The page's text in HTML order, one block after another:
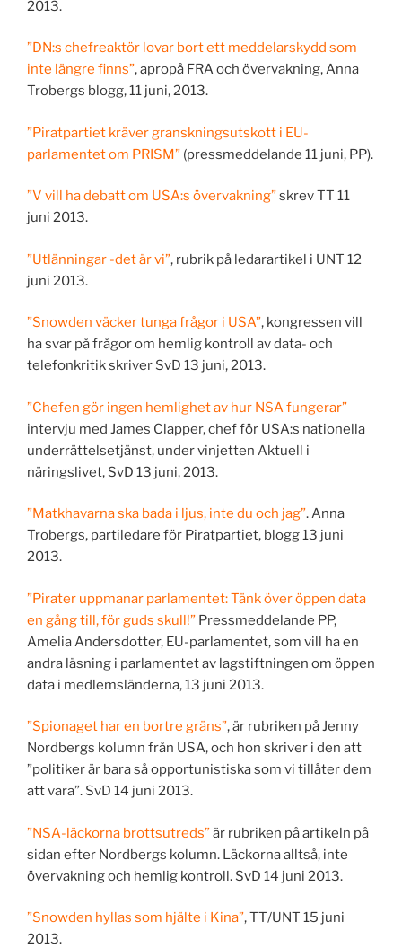
2013.
”DN:s chefreaktör lovar bort ett meddelarskydd som
inte längre finns”, apropå FRA och övervakning, Anna
Trobergs blogg, 11 juni, 2013.
”Piratpartiet kräver granskningsutskott i EU-
parlamentet om PRISM” (pressmeddelande 11 juni, PP).
”V vill ha debatt om USA:s övervakning”skrev TT 11
juni 2013.
”Utlänningar -det är vi”, rubrik på ledarartikel i UNT 12
juni 2013.
”Snowden väcker tunga frågor i USA”, kongressen vill
ha svar på frågor om hemlig kontroll av data- och
telefonkritik skriver SvD 13 juni, 2013.
”Chefen gör ingen hemlighet av hur NSA fungerar”
intervju med James Clapper, chef för USA:s nationella
underrättelsetjänst, under vinjetten Aktuell i
näringslivet, SvD 13 juni, 2013.
”Matkhavarna ska bada i ljus, inte du och jag”. Anna
Trobergs, partiledare för Piratpartiet, blogg 13 juni
2013.
”Pirater uppmanar parlamentet: Tänk över öppen data
en gång till, för guds skull!” Pressmeddelande PP,
Amelia Andersdotter, EU-parlamentet, som vill ha en
andra läsning i parlamentet av lagstiftningen om öppen
data i medlemsländerna, 13 juni 2013.
”Spionaget har en bortre gräns”, är rubriken på Jenny
Nordbergs kolumn från USA, och hon skriver i den att
”politiker är bara så opportunistiska som vi tillåter dem
att vara”. SvD 14 juni 2013.
”NSA-läckorna brottsutreds”är rubriken på artikeln på
sidan efter Nordbergs kolumn. Läckorna alltså, inte
övervakning och hemlig kontroll. SvD 14 juni 2013.
”Snowden hyllas som hjälte i Kina”, TT/UNT 15 juni
2013.